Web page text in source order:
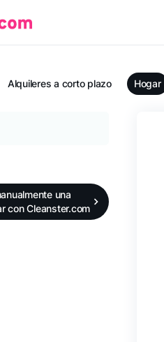
Alquileres a corto plazo Hogar
una
con Cleanster.com